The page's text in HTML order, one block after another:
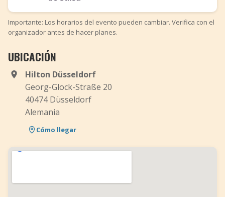
Importante: Los horarios del evento pueden cambiar. Verifica con el
organizador antes de hacer planes.
UBICACIÓN
Hilton Düsseldorf
Georg-Glock-Straße 20
40474 Düsseldorf
Alemania
Cómo llegar